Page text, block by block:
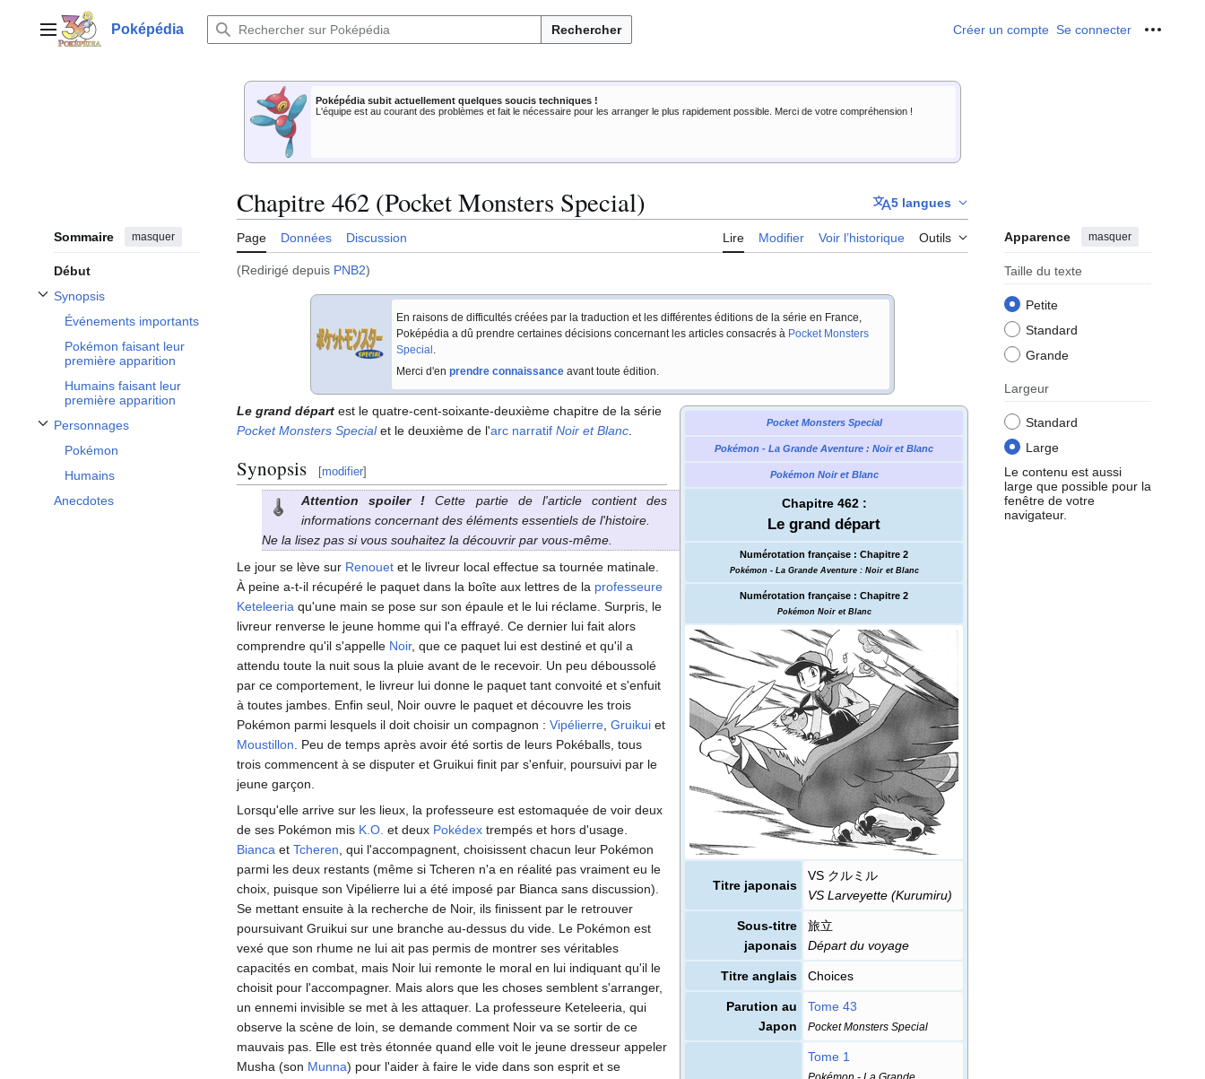
contenuMenu principalPoképédia Rechercher Créer un compte Se connecter Outils
Poképédia subit actuellement quelques soucis techniques !
L'équipe est au courant des problèmes et fait le nécessaire pour les arranger le plus rapidement possible. Merci de votre compréhension !
Sommaire masquer
Début
Synopsis
Afficher / masquer la sous-section Synopsis
Événements importants
Pokémon faisant leur
première apparition
Humains faisant leur
première apparition
Personnages
Afficher / masquer la sous-section Personnages
Pokémon
Humains
Anecdotes
Chapitre 462 (Pocket Monsters Special) 5 langues
Page Données Discussion Lire Modifier Voir l’historique Outils Apparence masquer
Taille du texte
Petite
Standard
Grande
Largeur
Standard
Large
Le contenu est aussi
large que possible pour la
fenêtre de votre
navigateur.
(Redirigé depuis PNB2)
En raisons de difficultés créées par la traduction et les différentes éditions de la série en France,
Poképédia a dû prendre certaines décisions concernant les articles consacrés à Pocket Monsters
Special .
Merci d'en prendre connaissanceavant toute édition.
Pocket Monsters Special
Pokémon - La Grande Aventure : Noir et Blanc
Pokémon Noir et Blanc
Chapitre 462 :
Le grand départ
Numérotation française : Chapitre 2
Pokémon - La Grande Aventure : Noir et Blanc
Numérotation française : Chapitre 2
Pokémon Noir et Blanc
Titre japonais
VS クルミル
VS Larveyette (Kurumiru)
Sous-titre
japonais
旅立
Départ du voyage
Titre anglais Choices
Parution au
Japon
Tome 43
Pocket Monsters Special
Tome 1
Pokémon - La Grande
Le grand départ est le quatre-cent-soixante-deuxième chapitre de la série
Pocket Monsters Specialet le deuxième de l'arc narratif Noir et Blanc
Synopsis [modifier]
Attention spoiler ! Cette partie de l'article contient des
informations concernant des éléments essentiels de l'histoire.
Ne la lisez pas si vous souhaitez la découvrir par vous-même.
Le jour se lève sur Renouet et le livreur local effectue sa tournée matinale.
À peine a-t-il récupéré le paquet dans la boîte aux lettres de la professeure
Keteleeria qu'une main se pose sur son épaule et le lui réclame. Surpris, le
livreur renverse le jeune homme qui l'a effrayé. Ce dernier lui fait alors
comprendre qu'il s'appelle Noir, que ce paquet lui est destiné et qu'il a
attendu toute la nuit sous la pluie avant de le recevoir. Un peu déboussolé
par ce comportement, le livreur lui donne le paquet tant convoité et s'enfuit
à toutes jambes. Enfin seul, Noir ouvre le paquet et découvre les trois
Pokémon parmi lesquels il doit choisir un compagnon : Vipélierre Gruikui et
Moustillon . Peu de temps après avoir été sortis de leurs Pokéballs, tous
trois commencent à se disputer et Gruikui finit par s'enfuir, poursuivi par le
jeune garçon.
Lorsqu'elle arrive sur les lieux, la professeure est estomaquée de voir deux
de ses Pokémon mis K.O. et deux Pokédex trempés et hors d'usage.
Bianca et Tcheren , qui l'accompagnent, choisissent chacun leur Pokémon
parmi les deux restants (même si Tcheren n'a en réalité pas vraiment eu le
choix, puisque son Vipélierre lui a été imposé par Bianca sans discussion).
Se mettant ensuite à la recherche de Noir, ils finissent par le retrouver
poursuivant Gruikui sur une branche au-dessus du vide. Le Pokémon est
vexé que son rhume ne lui ait pas permis de montrer ses véritables
capacités en combat, mais Noir lui remonte le moral en lui indiquant qu'il le
choisit pour l'accompagner. Mais alors que les choses semblent s'arranger,
un ennemi invisible se met à les attaquer. La professeure Keteleeria, qui
observe la scène de loin, se demande comment Noir va se sortir de ce
mauvais pas. Elle est très étonnée quand elle voit le jeune dresseur appeler
Musha (son Munna) pour l'aider à faire le vide dans son esprit et se